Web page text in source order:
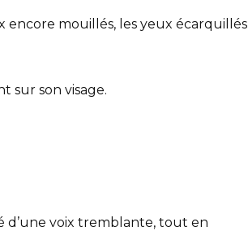
encore mouillés, les yeux écarquillés
sur son visage.
d’une voix tremblante, tout en